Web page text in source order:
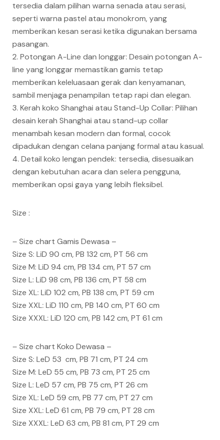
tersedia dalam pilihan warna senada atau serasi,
seperti warna pastel atau monokrom, yang
memberikan kesan serasi ketika digunakan bersama
pasangan.
2. Potongan A-Line dan longgar: Desain potongan A-
line yang longgar memastikan gamis tetap
memberikan keleluasaan gerak dan kenyamanan,
sambil menjaga penampilan tetap rapi dan elegan.
3. Kerah koko Shanghai atau Stand-Up Collar: Pilihan
desain kerah Shanghai atau stand-up collar
menambah kesan modern dan formal, cocok
dipadukan dengan celana panjang formal atau kasual.
4. Detail koko lengan pendek: tersedia, disesuaikan
dengan kebutuhan acara dan selera pengguna,
memberikan opsi gaya yang lebih fleksibel.
Size :
– Size chart Gamis Dewasa –
Size S: LiD 90 cm, PB 132 cm, PT 56 cm
Size M: LiD 94 cm, PB 134 cm, PT 57 cm
Size L: LiD 98 cm, PB 136 cm, PT 58 cm
Size XL: LiD 102 cm, PB 138 cm, PT 59 cm
Size XXL: LiD 110 cm, PB 140 cm, PT 60 cm
Size XXXL: LiD 120 cm, PB 142 cm, PT 61 cm
– Size chart Koko Dewasa –
Size S: LeD 53 cm, PB 71 cm, PT 24 cm
Size M: LeD 55 cm, PB 73 cm, PT 25 cm
Size L: LeD 57 cm, PB 75 cm, PT 26 cm
Size XL: LeD 59 cm, PB 77 cm, PT 27 cm
Size XXL: LeD 61 cm, PB 79 cm, PT 28 cm
Size XXXL: LeD 63 cm, PB 81 cm, PT 29 cm